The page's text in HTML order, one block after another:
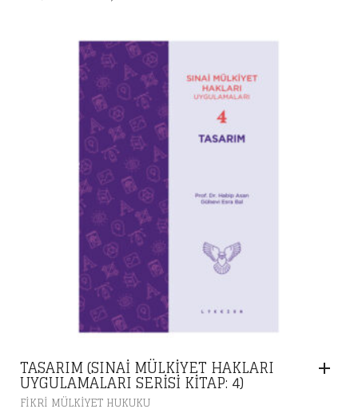
641,00 ₺.FIYAT:
480,75 ₺.
TASARIM (SINAI MÜLKIYET HAKLARI
UYGULAMALARI SERISI KITAP: 4)
FIKRI MÜLKIYET HUKUKU